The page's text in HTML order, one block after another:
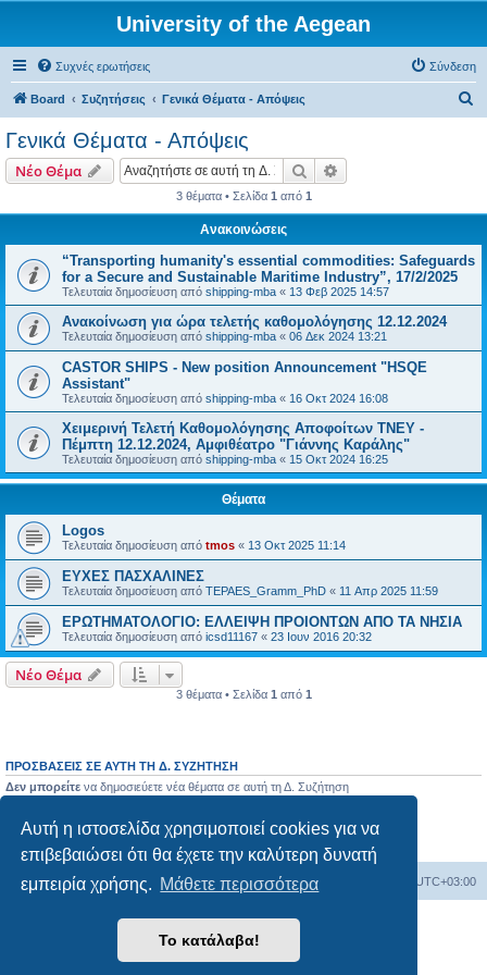
Αυτή η ιστοσελίδα χρησιμοποιεί cookies για να
επιβεβαιώσει ότι θα έχετε την καλύτερη δυνατή
εμπειρία χρήσης. Μάθετε περισσότερα
Το κατάλαβα!
University of the Aegean
Συχνές ερωτήσεις Σύνδεση
Board Συζητήσεις Γενικά Θέματα - Απόψεις
η
Γενικά Θέματα - Απόψεις
Νέο Θέμα Αναζήτηση
3 θέματα • Σελίδα 1 από 1
Ανακοινώσεις
“Transporting humanity's essential commodities: Safeguards
for a Secure and Sustainable Maritime Industry”, 17/2/2025
Τελευταία δημοσίευση από shipping-mba « 13 Φεβ 2025 14:57
Ανακοίνωση για ώρα τελετής καθομολόγησης 12.12.2024
Τελευταία δημοσίευση από shipping-mba « 06 Δεκ 2024 13:21
CASTOR SHIPS - New position Announcement "HSQE
Assistant"
Τελευταία δημοσίευση από shipping-mba « 16 Οκτ 2024 16:08
Χειμερινή Τελετή Καθομολόγησης Αποφοίτων ΤΝΕΥ -
Πέμπτη 12.12.2024, Αμφιθέατρο "Γιάννης Καράλης"
Τελευταία δημοσίευση από shipping-mba « 15 Οκτ 2024 16:25
Θέματα
Logos
Τελευταία δημοσίευση από tmos « 13 Οκτ 2025 11:14
ΕΥΧΕΣ ΠΑΣΧΑΛΙΝΕΣ
Τελευταία δημοσίευση από TEPAES_Gramm_PhD « 11 Απρ 2025 11:59
ΕΡΩΤΗΜΑΤΟΛΟΓΙΟ: ΕΛΛΕΙΨΗ ΠΡΟΙΟΝΤΩΝ ΑΠΟ ΤΑ ΝΗΣΙΑ
Τελευταία δημοσίευση από icsd11167 « 23 Ιουν 2016 20:32
Νέο Θέμα
3 θέματα • Σελίδα 1 από 1
ΠΡΟΣΒΆΣΕΙΣ ΣΕ ΑΥΤΉ ΤΗ Δ. ΣΥΖΉΤΗΣΗ
Δεν μπορείτε να δημοσιεύετε νέα θέματα σε αυτή τη Δ. Συζήτηση
Δεν μπορείτενα διαγράφετε τις δημοσιεύσεις σας σε αυτή τη Δ. Συζήτηση
Δεν μπορείτε
να επισυνάπτετε αρχεία σε αυτή τη Δ. Συζήτηση
Board Όλοι οι χρόνοι είναι UTC+03:00
Διαγραφή cookies
Δημιουργήθηκε απόphpBB® Forum Software © phpBB Limited
phpbbgr.com